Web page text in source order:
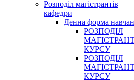
Розподіл магістрантів
кафедри
Денна форма
РОЗПОДІЛ
КУРСУ
РОЗПОДІЛ
КУРСУ